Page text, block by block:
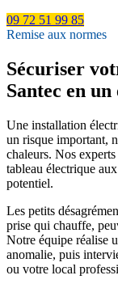
09 72 51 99 85
Remise aux normes
Sécuriser
Santec en
Une installation
un risque important,
chaleurs. Nos
tableau électrique
potentiel.
Les petits
prise qui chauffe,
Notre équipe réalise
anomalie, puis
ou votre local